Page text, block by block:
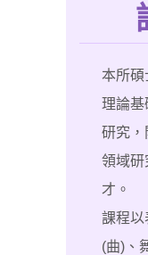
本所碩
理論
研究，
領域研
才。
課程以
(曲)、